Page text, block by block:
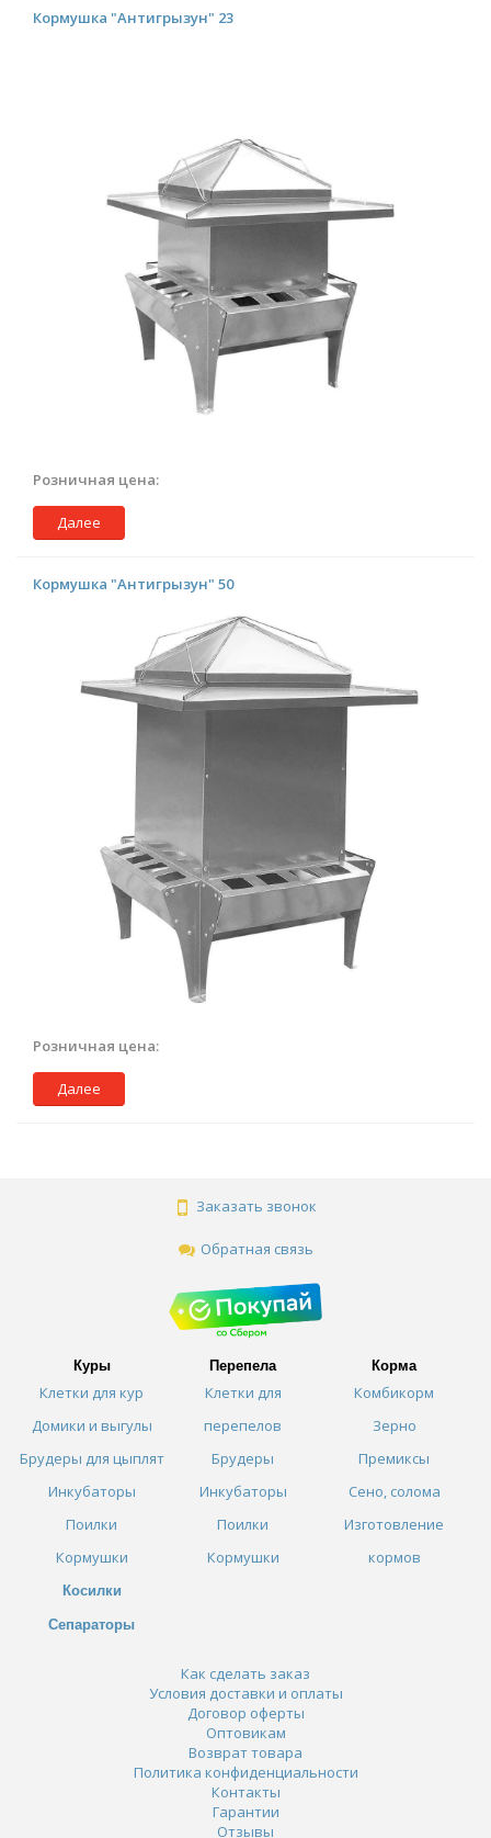
Кормушка "Антигрызун" 23
Розничная цена:
Далее
Кормушка "Антигрызун" 50
Розничная цена:
Далее
Заказать звонок
Обратная связь
Куры
Клетки для кур
Домики и выгулы
Брудеры для цыплят
Инкубаторы
Поилки
Кормушки
Косилки
Сепараторы
Перепела
Клетки для
перепелов
Брудеры
Инкубаторы
Поилки
Кормушки
Корма
Комбикорм
Зерно
Премиксы
Сено, солома
Изготовление
кормов
Как сделать заказ
Условия доставки и оплаты
Договор оферты
Оптовикам
Возврат товара
Политика конфиденциальности
Контакты
Гарантии
Отзывы